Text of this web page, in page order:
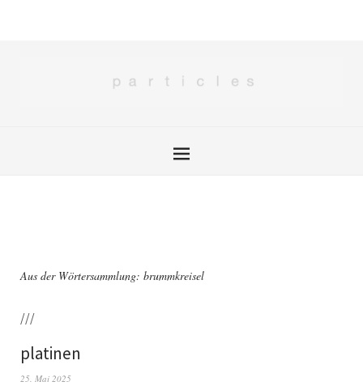
Aus der Wörtersammlung: brummkreisel
///
platinen
25. Mai 2025